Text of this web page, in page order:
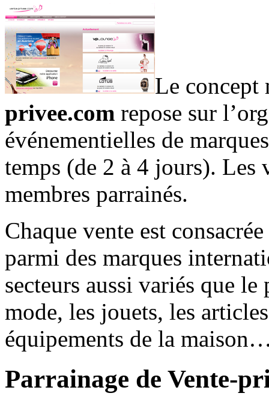
Le concept
privee.com repose sur
événementielles de
temps (de 2 à 4 jours). Les
membres parrainés.
Chaque vente est
parmi des marques
secteurs aussi variés que
mode, les jouets, les
équipements de la
Parrainage de Vente-